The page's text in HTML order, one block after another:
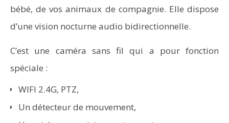
bébé, de vos animaux de compagnie. Elle dispose
d’une vision nocturne audio bidirectionnelle.
C’est une caméra sans fil qui a pour fonction
spéciale :
WIFI 2.4G, PTZ,
Un détecteur de mouvement,